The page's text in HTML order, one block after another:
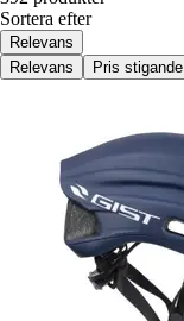
Sortera efter
Relevans
Relevans
Pris stigande